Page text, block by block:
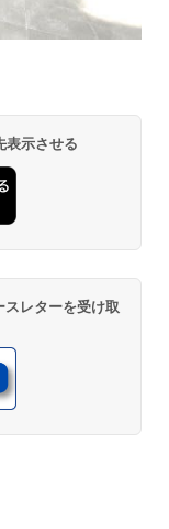
表示させる
レターを受け取